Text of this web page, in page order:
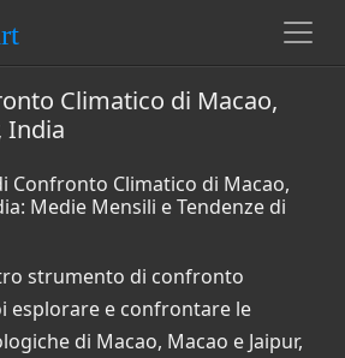
Climatico di Macao,
India
Confronto Climatico di Macao,
Medie Mensili e Tendenze di
strumento di confronto
esplorare e confrontare le
di Macao, Macao e Jaipur,